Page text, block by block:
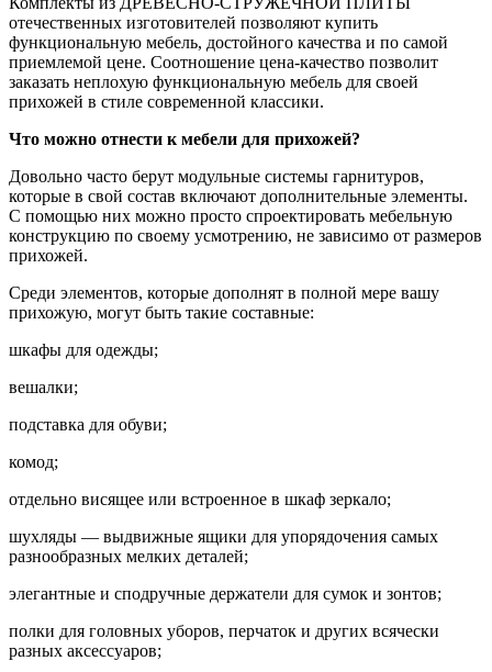
отечественных изготовителей позволяют купить
функциональную мебель, достойного качества и по самой
приемлемой цене. Соотношение цена-качество позволит
заказать неплохую функциональную мебель для своей
прихожей в стиле современной классики.
Что можно отнести к мебели для прихожей?
Довольно часто берут модульные системы гарнитуров,
которые в свой состав включают дополнительные элементы.
С помощью них можно просто спроектировать мебельную
конструкцию по своему усмотрению, не зависимо от размеров
прихожей.
Среди элементов, которые дополнят в полной мере вашу
прихожую, могут быть такие составные:
шкафы для одежды;
вешалки;
подставка для обуви;
комод;
отдельно висящее или встроенное в шкаф зеркало;
шухляды — выдвижные ящики для упорядочения самых
разнообразных мелких деталей;
элегантные и сподручные держатели для сумок и зонтов;
полки для головных уборов, перчаток и других всячески
разных аксессуаров;